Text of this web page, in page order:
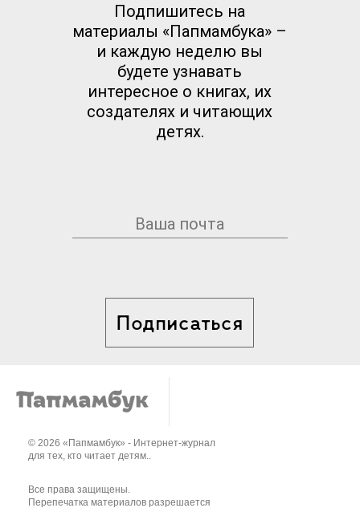
Подпишитесь на
материалы «Папмамбука» –
и каждую неделю вы
будете узнавать
интересное о книгах, их
создателях и читающих
детях.
Подписаться
© 2026 «Папмамбук» - Интернет-журнал
для тех, кто читает детям..
Все права защищены.
Перепечатка материалов разрешается